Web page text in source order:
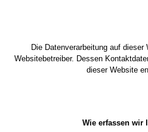
Die Datenverarbeitung auf
Websitebetreiber. Dessen
dieser Website
Wie erfassen wir